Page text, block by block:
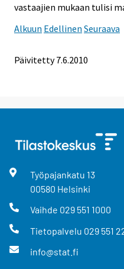
vastaajien mukaan tulisi
Alkuun Edellinen Seuraava
Päivitetty7.6.2010
Työpajankatu 13
00580 Helsinki
Vaihde 029 551 1000
Tietopalvelu 029 551
info@stat.fi